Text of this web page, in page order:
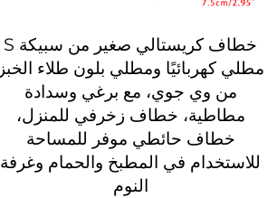
خطاف كريستالي صغير من سبيكة S
مطلي كهربائيًا ومطلي بلون طلاء الخبز
من وي جوي، مع برغي وسدادة
مطاطية، خطاف زخرفي للمنزل،
خطاف حائطي موفر للمساحة
للاستخدام في المطبخ والحمام وغرفة
النوم